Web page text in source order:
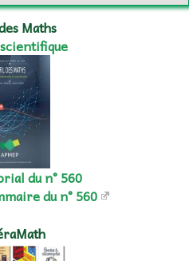
Maths
du n° 560
du n° 560